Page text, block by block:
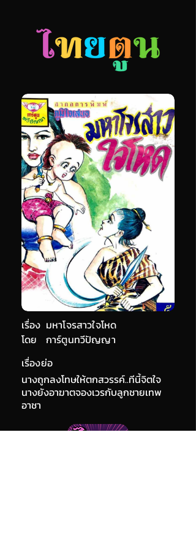
เรื่อง มหาโจรสาวใจโหด
การ์ตูนทวีปัญญา
โดย
เรื่องย่อ
นางถูกลงโทษให้ตกสวรรค์..ทีนี้จิตใจ
นางยังอาฆาตจองเวรกับลูกชายเทพ
อาชา